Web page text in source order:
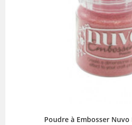
Poudre à Embosser Nuvo